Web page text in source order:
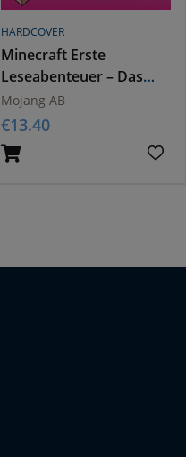
HARDCOVER
Minecraft Erste
Leseabenteuer – Das
Ende der Oberwelt
Mojang AB
€13.40